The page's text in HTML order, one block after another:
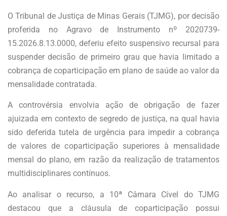
O Tribunal de Justiça de Minas Gerais (TJMG), por decisão
proferida no Agravo de Instrumento nº 2020739-
15.2026.8.13.0000, deferiu efeito suspensivo recursal para
suspender decisão de primeiro grau que havia limitado a
cobrança de coparticipação em plano de saúde ao valor da
mensalidade contratada.
A controvérsia envolvia ação de obrigação de fazer
ajuizada em contexto de segredo de justiça, na qual havia
sido deferida tutela de urgência para impedir a cobrança
de valores de coparticipação superiores à mensalidade
mensal do plano, em razão da realização de tratamentos
multidisciplinares contínuos.
Ao analisar o recurso, a 10ª Câmara Cível do TJMG
destacou que a cláusula de coparticipação possui